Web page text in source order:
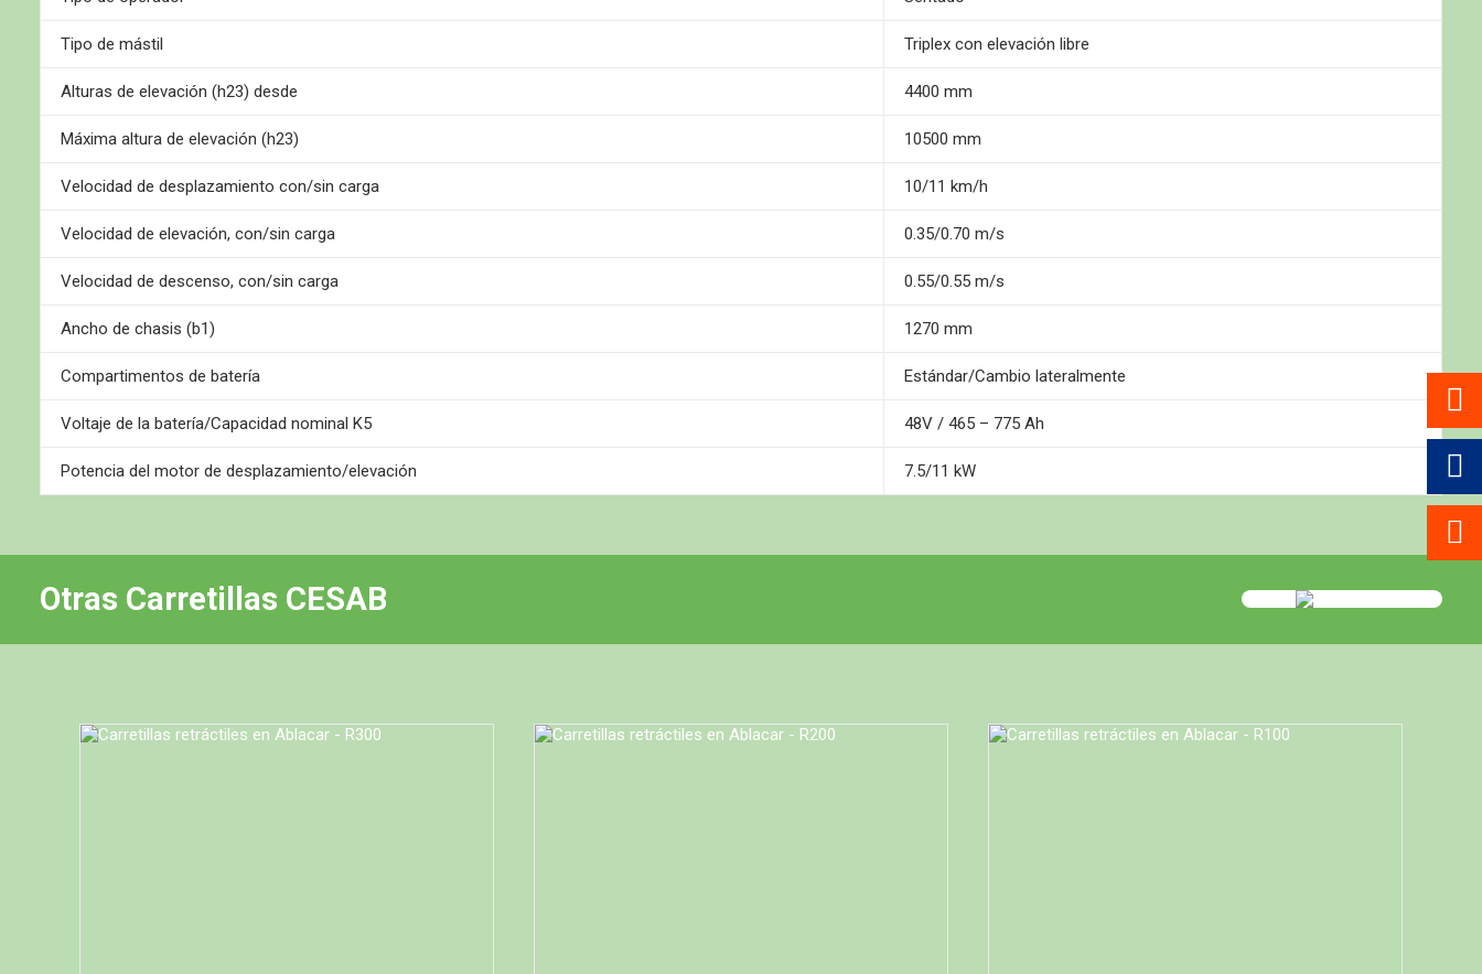
Tipo de mástil Triplex con elevación libre
Alturas de elevación (h23) desde 4400 mm
Máxima altura de elevación (h23) 10500 mm
Velocidad de desplazamiento con/sin carga 10/11 km/h
Velocidad de elevación, con/sin carga 0.35/0.70 m/s
Velocidad de descenso, con/sin carga 0.55/0.55 m/s
Ancho de chasis (b1) 1270 mm
Compartimentos de batería Estándar/Cambio lateralmente
Voltaje de la batería/Capacidad nominal K5 48V / 465 – 775 Ah
Potencia del motor de desplazamiento/elevación 7.5/11 kW
Otras Carretillas CESAB